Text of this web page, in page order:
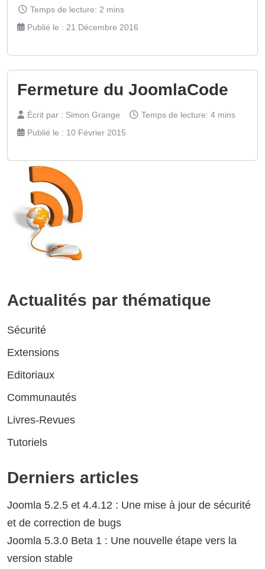
Temps de lecture: 2 mins
Publié le : 21 Décembre 2016
Fermeture du JoomlaCode
Écrit par : Simon Grange
Temps de lecture: 4 mins
Publié le : 10 Février 2015
Actualités par thématique
Sécurité
Extensions
Editoriaux
Communautés
Livres-Revues
Tutoriels
Derniers articles
Joomla 5.2.5 et 4.4.12 : Une mise à jour de sécurité
et de correction de bugs
Joomla 5.3.0 Beta 1 : Une nouvelle étape vers la
version stable